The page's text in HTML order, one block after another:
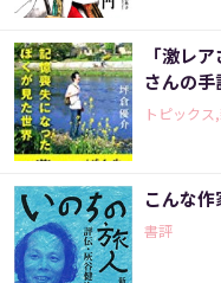
「激レ
さんの手
トピックス
こんな
書評